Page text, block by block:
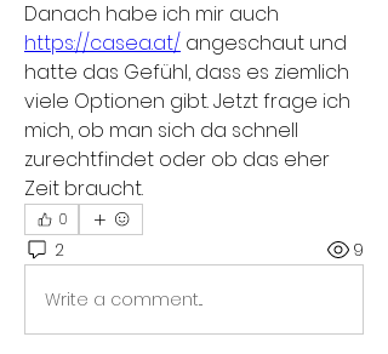
https://casea.at/ angeschaut und
hatte das Gefühl, dass es ziemlich
viele Optionen gibt. Jetzt frage ich
mich, ob man sich da schnell
zurechtfindet oder ob das eher
Zeit braucht.
0
2 9
Write a comment...